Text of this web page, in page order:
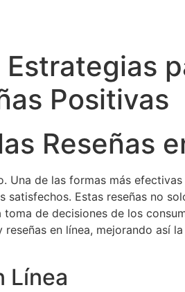
Positivas
Reseñas
Una de las formas más
Estas reseñas no
de decisiones de los
en línea, mejorando así
Línea